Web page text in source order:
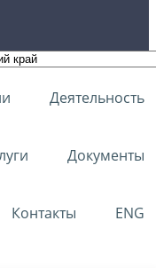
Деятельность
Документы
Контакты ENG